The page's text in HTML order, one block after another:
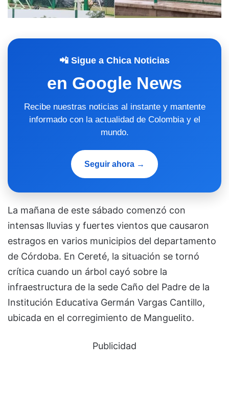
📲 Sigue a Chica Noticias
en Google News
Recibe nuestras noticias al instante y mantente
informado con la actualidad de Colombia y el
mundo.
Seguir ahora →
La mañana de este sábado comenzó con
intensas lluvias y fuertes vientos que causaron
estragos en varios municipios del departamento
de Córdoba. En Cereté, la situación se tornó
crítica cuando un árbol cayó sobre la
infraestructura de la sede Caño del Padre de la
Institución Educativa Germán Vargas Cantillo,
ubicada en el corregimiento de Manguelito.
Publicidad